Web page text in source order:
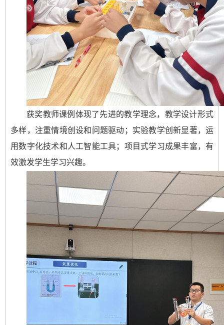
获奖教师课例体现了先进的教学理念，教学设计形式
多样，注重情境创设和问题驱动；实验教学创新显著，运
用数字化技术和人工智能工具；项目式学习成果丰富，有
效激发学生学习兴趣。